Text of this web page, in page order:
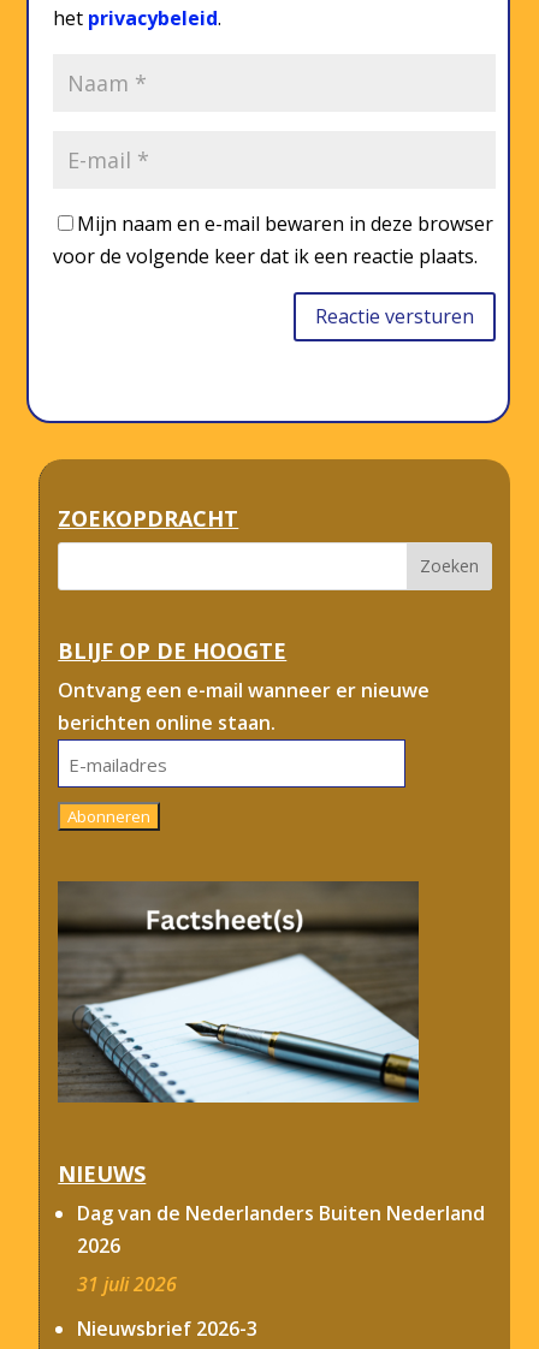
het privacybeleid.
Mijn naam en e-mail bewaren in deze browser
voor de volgende keer dat ik een reactie plaats.
Reactie versturen
ZOEKOPDRACHT
BLIJF OP DE HOOGTE
Ontvang een e-mail wanneer er nieuwe
berichten online staan.
E-
mailadres
Abonneren
NIEUWS
Dag van de Nederlanders Buiten Nederland
2026
31 juli 2026
Nieuwsbrief 2026-3